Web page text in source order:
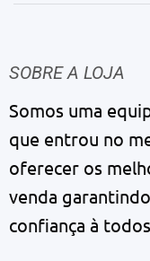
SOBRE A LOJA
Somos uma
que entrou no
oferecer os
venda
confiança à